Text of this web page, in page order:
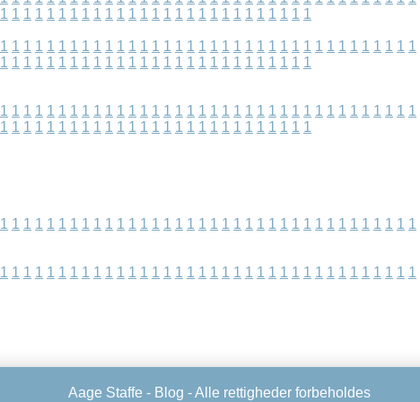
1 1 1 1 1 1 1 1 1 1 1 1 1 1 1 1 1 1 1 1 1 1 1 1 1 1 1
1 1 1 1 1 1 1 1 1 1 1 1 1 1 1 1 1 1 1 1 1 1 1 1 1 1 1 1 1 1 1 1 1 1 1 1
1 1 1 1 1 1 1 1 1 1 1 1 1 1 1 1 1 1 1 1 1 1 1 1 1 1 1
1 1 1 1 1 1 1 1 1 1 1 1 1 1 1 1 1 1 1 1 1 1 1 1 1 1 1 1 1 1 1 1 1 1 1 1
1 1 1 1 1 1 1 1 1 1 1 1 1 1 1 1 1 1 1 1 1 1 1 1 1 1 1
1 1 1 1 1 1 1 1 1 1 1 1 1 1 1 1 1 1 1 1 1 1 1 1 1 1 1 1 1 1 1 1 1 1 1 1
1 1 1 1 1 1 1 1 1 1 1 1 1 1 1 1 1 1 1 1 1 1 1 1 1 1 1 1 1 1 1 1 1 1 1 1
Aage Staffe - Blog - Alle rettigheder forbeholdes